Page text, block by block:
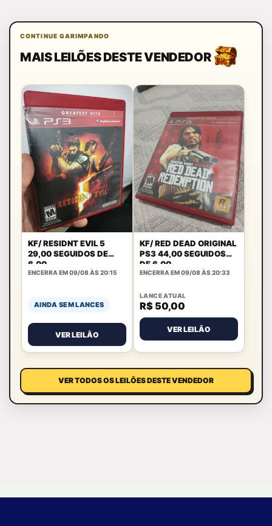
CONTINUE GARIMPANDO
MAIS LEILÕES DESTE VENDEDOR
KF/ RESIDNT EVIL 5
29,00 SEGUIDOS DE
6,00
ENCERRA EM 09/08 ÀS 20:15
AINDA SEM LANCES
VER LEILÃO
KF/ RED DEAD ORIGINAL
PS3 44,00 SEGUIDOS
DE 6,00
ENCERRA EM 09/08 ÀS 20:33
LANCE ATUAL
R$ 50,00
VER LEILÃO
VER TODOS OS LEILÕES DESTE VENDEDOR